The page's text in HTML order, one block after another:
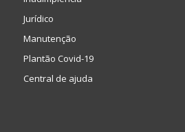
Jurídico
Manutenção
Plantão Covid-19
Central de ajuda